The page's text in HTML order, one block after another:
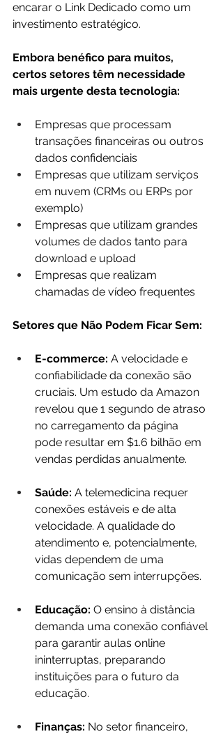
encarar o Link Dedicado como um
investimento estratégico.
Embora benéfico para muitos,
certos setores têm necessidade
mais urgente desta tecnologia:
Empresas que processam
transações financeiras ou outros
dados confidenciais
Empresas que utilizam serviços
em nuvem (CRMs ou ERPs por
exemplo)
Empresas que utilizam grandes
volumes de dados tanto para
download e upload
Empresas que realizam
chamadas de vídeo frequentes
Setores que Não Podem Ficar Sem:
E-commerce: A velocidade e
confiabilidade da conexão são
cruciais. Um estudo da Amazon
revelou que 1 segundo de atraso
no carregamento da página
pode resultar em $1.6 bilhão em
vendas perdidas anualmente.
Saúde: A telemedicina requer
conexões estáveis e de alta
velocidade. A qualidade do
atendimento e, potencialmente,
vidas dependem de uma
comunicação sem interrupções.
Educação: O ensino à distância
demanda uma conexão confiável
para garantir aulas online
ininterruptas, preparando
instituições para o futuro da
educação.
Finanças: No setor financeiro,